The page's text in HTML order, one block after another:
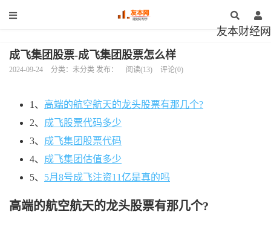
友本财经网
成飞集团股票-成飞集团股票怎么样
2024-09-24 分类：未分类 发布： 阅读(13) 评论(0)
1、 高端的航空航天的龙头股票有那几个?
2、 成飞股票代码多少
3、 成飞集团股票代码
4、 成飞集团估值多少
5、 5月8号成飞注资11亿是真的吗
高端的航空航天的龙头股票有那几个?